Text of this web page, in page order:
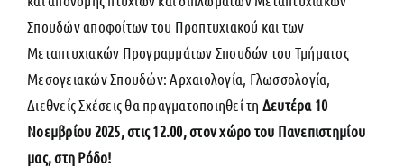
Σπουδών αποφοίτων του Προπτυχιακού και των
Μεταπτυχιακών Προγραμμάτων Σπουδών του Τμήματος
Μεσογειακών Σπουδών: Αρχαιολογία, Γλωσσολογία,
Διεθνείς Σχέσεις θα πραγματοποιηθεί τη Δευτέρα 10
Νοεμβρίου 2025, στις 12.00, στον χώρο του Πανεπιστημίου
μας, στη Ρόδο!